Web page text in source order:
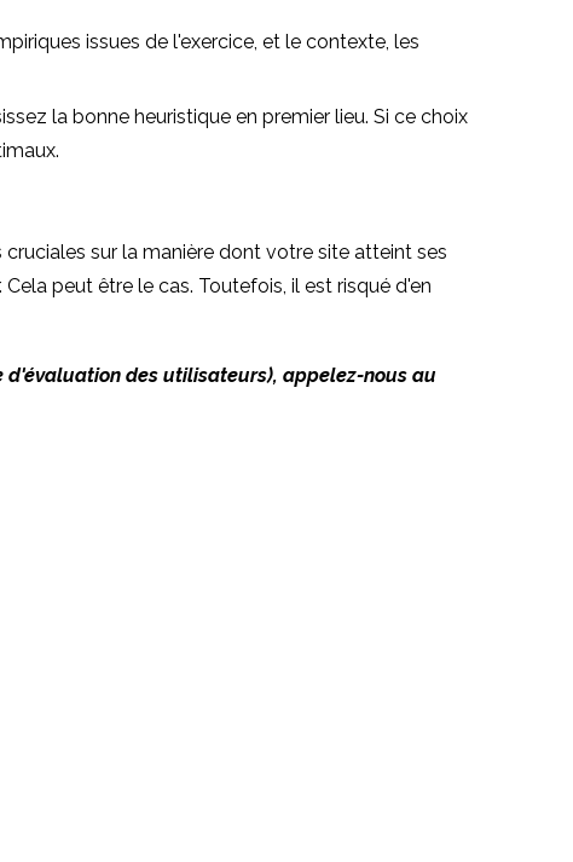
issues de l'exercice, et le contexte, les
la bonne heuristique en premier lieu. Si ce choix
sur la manière dont votre site atteint ses
peut être le cas. Toutefois, il est risqué d'en
des utilisateurs), appelez-nous au